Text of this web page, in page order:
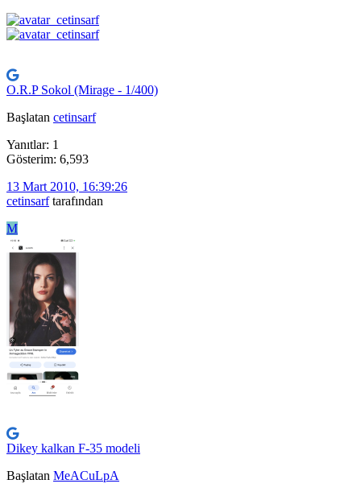
O.R.P Sokol (Mirage - 1/400)
Başlatan cetinsarf
Yanıtlar: 1
Gösterim: 6,593
13 Mart 2010, 16:39:26
cetinsarftarafından
M
Dikey kalkan F-35 modeli
Başlatan MeACuLpA